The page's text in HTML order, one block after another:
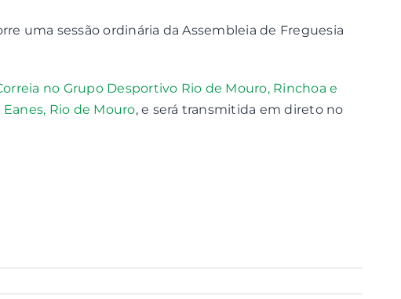
uma sessão ordinária da Assembleia de Freguesia
no Grupo Desportivo Rio de Mouro, Rinchoa e
Rio de Mouro, e será transmitida em direto no